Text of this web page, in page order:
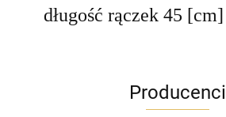
długość rączek 45 [cm]
Producenci